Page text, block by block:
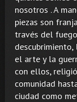
nosotros . A
piezas son
través del
el arte y la
con ellos,
comunidad
ciudad como